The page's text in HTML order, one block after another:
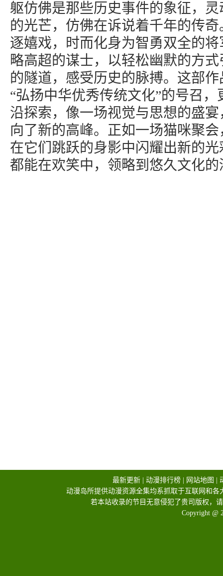
躯仿佛是那些历史事件的象征，
的光芒，仿佛在诉说着千年的传
逐嬉戏，时而化身为智勇双全的
略高超的谋士，以轻松幽默的方
的隧道，感受历史的脉搏。这部
“弘扬中华优秀传统文化”的号召
沿探索，像一场视觉与思想的盛宴
向了新的高峰。正如一场猫咪聚
在它们跳跃的身影中闪耀出新的
都能在欢笑中，领略到悠久文化的
最新更新 动漫排行榜 网站地图
动漫岛所提供动漫资源全集均系抓取于互联网和
若本站收录的节目无意侵犯了贵司版权，
Copyright @